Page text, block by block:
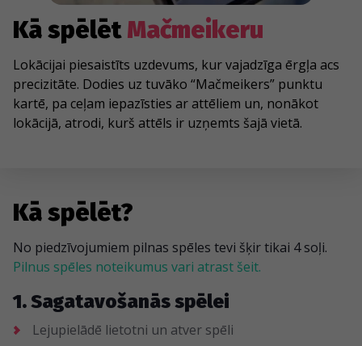
Kā spēlētMačmeikeru
Lokācijai piesaistīts uzdevums, kur vajadzīga ērgļa acs
precizitāte. Dodies uz tuvāko “Mačmeikers” punktu
kartē, pa ceļam iepazīsties ar attēliem un, nonākot
lokācijā, atrodi, kurš attēls ir uzņemts šajā vietā.
Kā spēlēt?
No piedzīvojumiem pilnas spēles tevi šķir tikai 4 soļi.
Pilnus spēles noteikumus vari atrast šeit.
1. Sagatavošanās spēlei
Lejupielādē lietotni un atver spēli